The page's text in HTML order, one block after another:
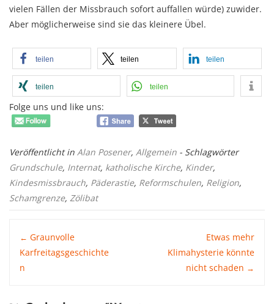
vielen Fällen der Missbrauch sofort auffallen würde) zuwider.
Aber möglicherweise sind sie das kleinere Übel.
teilen teilen teilen
teilen teilen
Folge uns und like uns:
Veröffentlicht in Alan Posener, Allgemein - Schlagwörter
Grundschule, Internat, katholische Kirche, Kinder,
Kindesmissbrauch, Päderastie, Reformschulen, Religion,
Schamgrenze, Zölibat
Post
navigation
← Graunvolle
Karfreitagsgeschichte
n
Etwas mehr
Klimahysterie könnte
nicht schaden →